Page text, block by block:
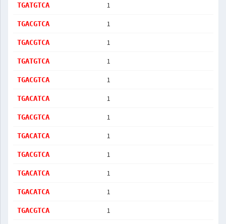
TGATGTCA 1
TGACGTCA 1
TGACGTCA 1
TGATGTCA 1
TGACGTCA 1
TGACATCA 1
TGACGTCA 1
TGACATCA 1
TGACGTCA 1
TGACATCA 1
TGACATCA 1
TGACGTCA 1